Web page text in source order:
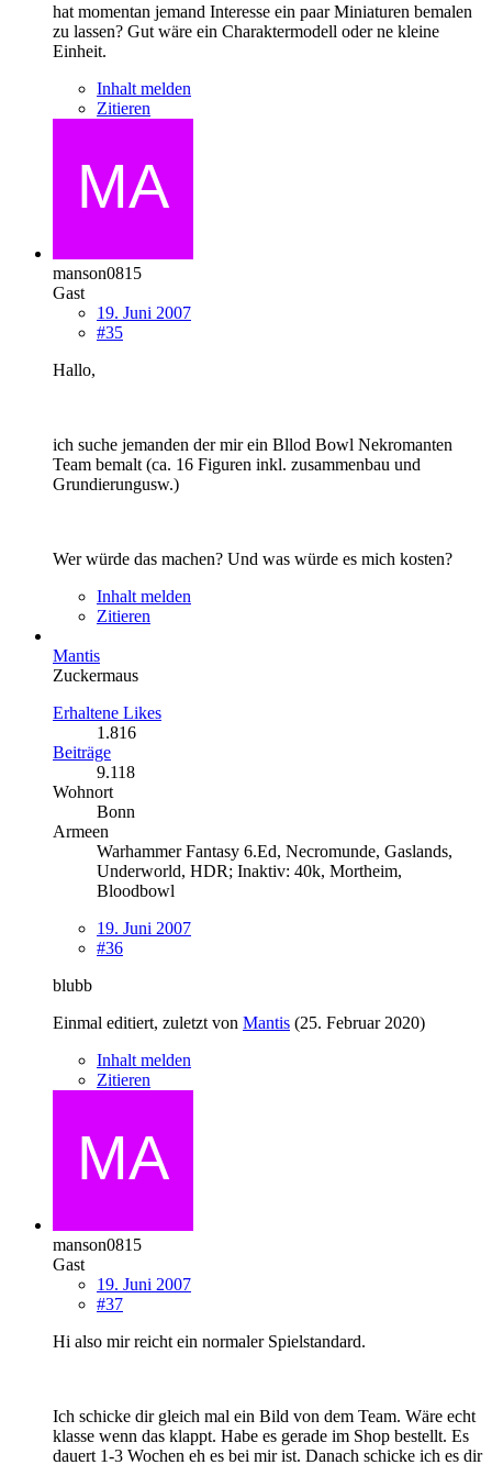
hat momentan jemand Interesse ein paar Miniaturen bemalen
zu lassen? Gut wäre ein Charaktermodell oder ne kleine
Einheit.
Inhalt melden
Zitieren
manson0815
Gast
19. Juni 2007
#35
Hallo,
ich suche jemanden der mir ein Bllod Bowl Nekromanten
Team bemalt (ca. 16 Figuren inkl. zusammenbau und
Grundierungusw.)
Wer würde das machen? Und was würde es mich kosten?
Inhalt melden
Zitieren
Mantis
Zuckermaus
Erhaltene Likes
1.816
Beiträge
9.118
Wohnort
Bonn
Armeen
Warhammer Fantasy 6.Ed, Necromunde, Gaslands,
Underworld, HDR; Inaktiv: 40k, Mortheim,
Bloodbowl
19. Juni 2007
#36
blubb
Einmal editiert, zuletzt von Mantis (25. Februar 2020)
Inhalt melden
Zitieren
manson0815
Gast
19. Juni 2007
#37
Hi also mir reicht ein normaler Spielstandard.
Ich schicke dir gleich mal ein Bild von dem Team. Wäre echt
klasse wenn das klappt. Habe es gerade im Shop bestellt. Es
dauert 1-3 Wochen eh es bei mir ist. Danach schicke ich es dir